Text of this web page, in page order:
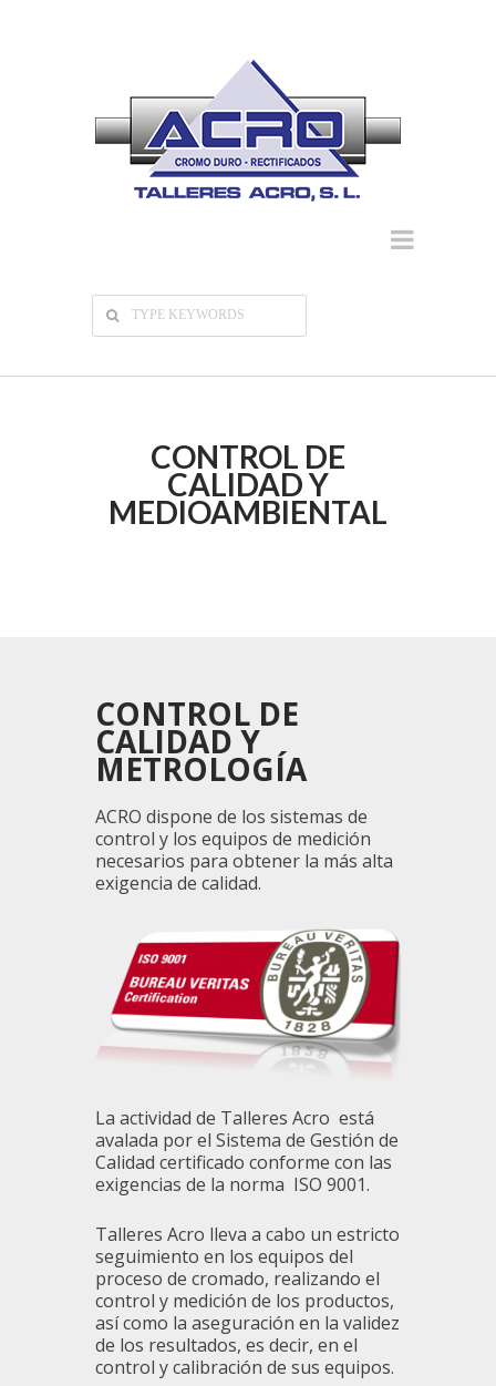
CONTROL DE
CALIDAD Y
MEDIOAMBIENTAL
CONTROL DE
CALIDAD Y
METROLOGÍA
ACRO dispone de los sistemas de
control y los equipos de medición
necesarios para obtener la más alta
exigencia de calidad.
La actividad de Talleres Acro está
avalada por el Sistema de Gestión de
Calidad certificado conforme con las
exigencias de la norma ISO 9001.
Talleres Acro lleva a cabo un estricto
seguimiento en los equipos del
proceso de cromado, realizando el
control y medición de los productos,
así como la aseguración en la validez
de los resultados, es decir, en el
control y calibración de sus equipos.